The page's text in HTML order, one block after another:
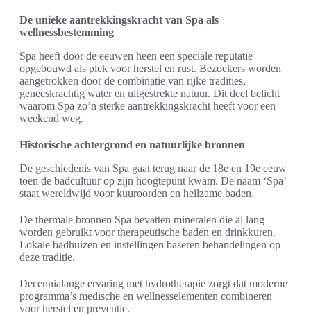
De unieke aantrekkingskracht van Spa als
wellnessbestemming
Spa heeft door de eeuwen heen een speciale reputatie
opgebouwd als plek voor herstel en rust. Bezoekers worden
aangetrokken door de combinatie van rijke tradities,
geneeskrachtig water en uitgestrekte natuur. Dit deel belicht
waarom Spa zo’n sterke aantrekkingskracht heeft voor een
weekend weg.
Historische achtergrond en natuurlijke bronnen
De geschiedenis van Spa gaat terug naar de 18e en 19e eeuw
toen de badcultuur op zijn hoogtepunt kwam. De naam ‘Spa’
staat wereldwijd voor kuuroorden en heilzame baden.
De thermale bronnen Spa bevatten mineralen die al lang
worden gebruikt voor therapeutische baden en drinkkuren.
Lokale badhuizen en instellingen baseren behandelingen op
deze traditie.
Decennialange ervaring met hydrotherapie zorgt dat moderne
programma’s medische en wellnesselementen combineren
voor herstel en preventie.